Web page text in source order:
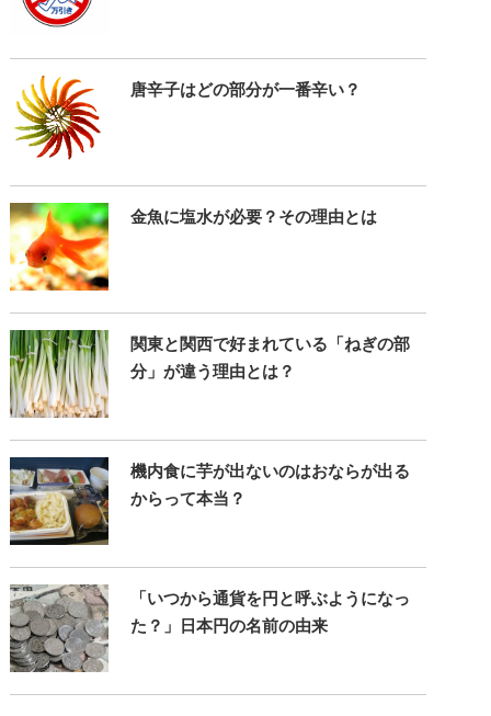
唐辛子はどの部分が一番辛い？
金魚に塩水が必要？その理由とは
関東と関西で好まれている「ねぎの部
分」が違う理由とは？
機内食に芋が出ないのはおならが出る
からって本当？
「いつから通貨を円と呼ぶようになっ
た？」日本円の名前の由来